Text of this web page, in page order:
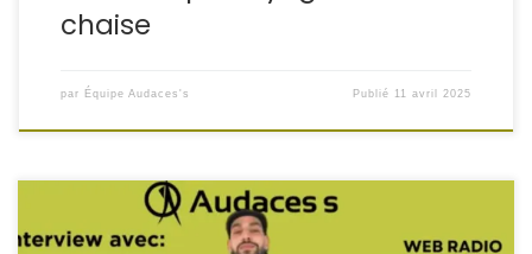
chaise
par Équipe Audaces's Publié 11 avril 2025